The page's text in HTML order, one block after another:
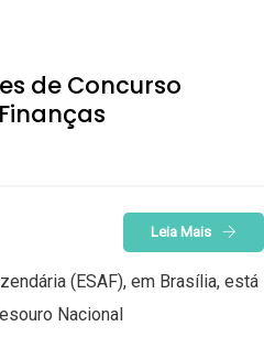
de Concurso
Leia Mais
(ESAF), em Brasília, está
Nacional